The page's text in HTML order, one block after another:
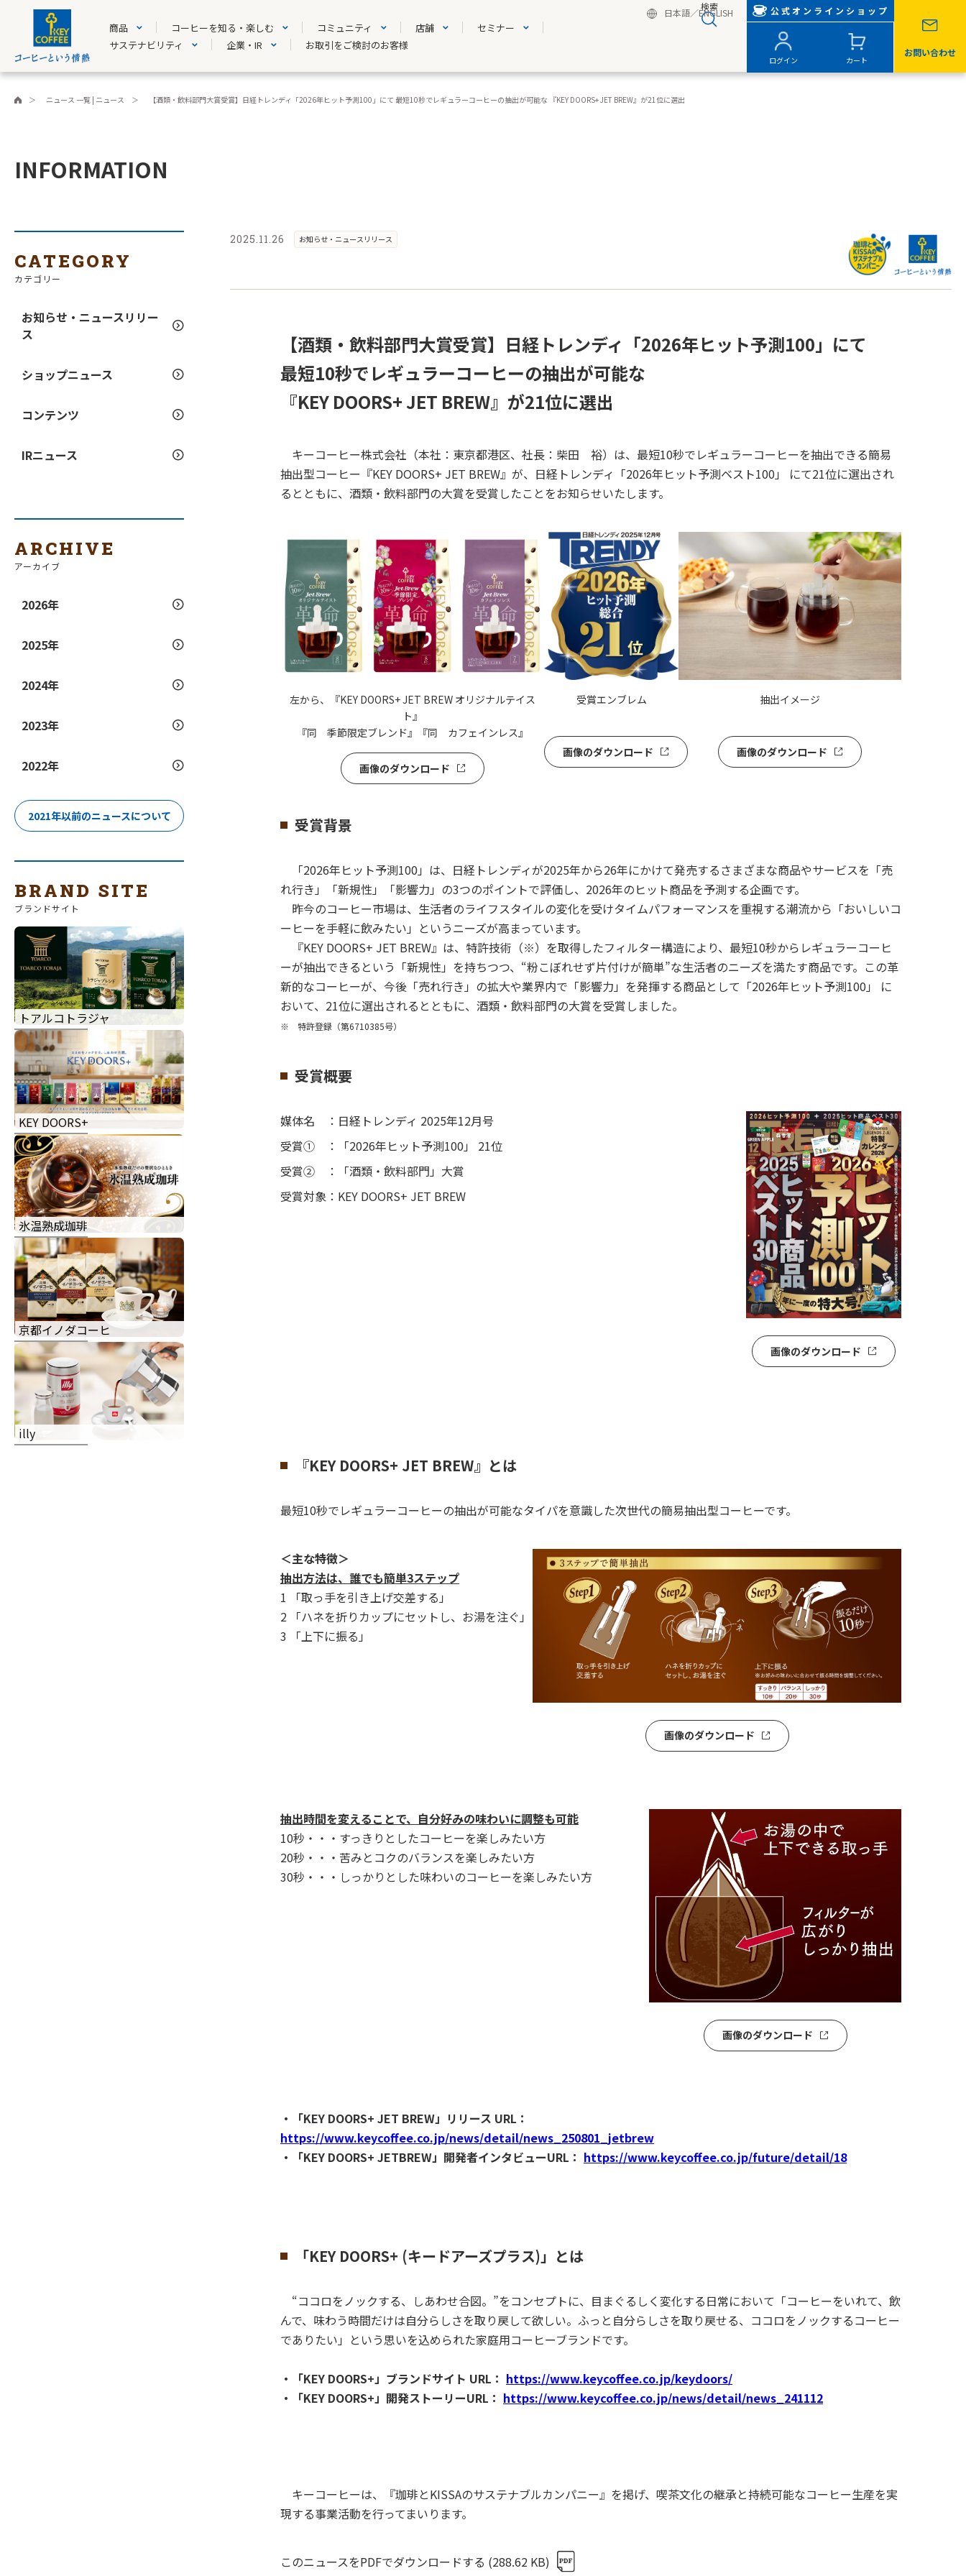
商品 コーヒーを知る・楽しむ コミュニティ 店舗
セミナー
サステナビリティ
企業・IR お取引をご検討のお客様
日本語／ENGLISH
検索 公式オンラインショップ
ログイン カート
お問い合わせ
ニュース 一覧 | ニュース 【酒類・飲料部門大賞受賞】日経トレンディ「2026年ヒット予測100」にて 最短10秒でレギュラーコーヒーの抽出が可能な 『KEY DOORS+ JET BREW』が21位に選出
INFORMATION
CATEGORY
カテゴリー
お知らせ・ニュースリリー
ス
ショップニュース
コンテンツ
IRニュース
ARCHIVE
アーカイブ
2026年
2025年
2024年
2023年
2022年
2021年以前のニュースについて
BRAND SITE
ブランドサイト
トアルコトラジャ
KEY DOORS+
氷温熟成珈琲
京都イノダコーヒ
illy
2025.11.26 お知らせ・ニュースリリース
【酒類・飲料部門大賞受賞】日経トレンディ「2026年ヒット予測100」にて
最短10秒でレギュラーコーヒーの抽出が可能な
『KEY DOORS+ JET BREW』が21位に選出
キーコーヒー株式会社（本社：東京都港区、社長：柴田 裕）は、最短10秒でレギュラーコーヒーを抽出できる簡易
抽出型コーヒー『KEY DOORS+ JET BREW』が、日経トレンディ「2026年ヒット予測ベスト100」 にて21位に選出され
るとともに、酒類・飲料部門の大賞を受賞したことをお知らせいたします。
左から、『KEY DOORS+ JET BREW オリジナルテイス
ト』
『同 季節限定ブレンド』『同 カフェインレス』
画像のダウンロード
受賞エンブレム
画像のダウンロード
抽出イメージ
画像のダウンロード
受賞背景
「2026年ヒット予測100」は、日経トレンディが2025年から26年にかけて発売するさまざまな商品やサービスを「売
れ行き」「新規性」「影響力」の3つのポイントで評価し、2026年のヒット商品を予測する企画です。
昨今のコーヒー市場は、生活者のライフスタイルの変化を受けタイムパフォーマンスを重視する潮流から「おいしいコ
ーヒーを手軽に飲みたい」というニーズが高まっています。
『KEY DOORS+ JET BREW』は、特許技術（※）を取得したフィルター構造により、最短10秒からレギュラーコーヒ
ーが抽出できるという「新規性」を持ちつつ、“粉こぼれせず片付けが簡単”な生活者のニーズを満たす商品です。この革
新的なコーヒーが、今後「売れ行き」の拡大や業界内で「影響力」を発揮する商品として「2026年ヒット予測100」 に
おいて、21位に選出されるとともに、酒類・飲料部門の大賞を受賞しました。
※ 特許登録（第6710385号）
受賞概要
媒体名
日経トレンディ 2025年12月号
受賞①
「2026年ヒット予測100」 21位
受賞②
「酒類・飲料部門」大賞
受賞対象
KEY DOORS+ JET BREW
画像のダウンロード
『KEY DOORS+ JET BREW』とは
最短10秒でレギュラーコーヒーの抽出が可能なタイパを意識した次世代の簡易抽出型コーヒーです。
＜主な特徴＞
抽出方法は、誰でも簡単3ステップ
1 「取っ手を引き上げ交差する」
2 「ハネを折りカップにセットし、お湯を注ぐ」
3 「上下に振る」
画像のダウンロード
抽出時間を変えることで、自分好みの味わいに調整も可能
10秒・・・すっきりとしたコーヒーを楽しみたい方
20秒・・・苦みとコクのバランスを楽しみたい方
30秒・・・しっかりとした味わいのコーヒーを楽しみたい方
画像のダウンロード
・「KEY DOORS+ JET BREW」リリース URL：
https://www.keycoffee.co.jp/news/detail/news_250801_jetbrew
・「KEY DOORS+ JETBREW」開発者インタビューURL： https://www.keycoffee.co.jp/future/detail/18
「KEY DOORS+ (キードアーズプラス)」とは
“ココロをノックする、しあわせ合図。”をコンセプトに、目まぐるしく変化する日常において「コーヒーをいれて、飲
んで、味わう時間だけは自分らしさを取り戻して欲しい。ふっと自分らしさを取り戻せる、ココロをノックするコーヒー
でありたい」という思いを込められた家庭用コーヒーブランドです。
・「KEY DOORS+」ブランドサイト URL： https://www.keycoffee.co.jp/keydoors/
・「KEY DOORS+」開発ストーリーURL： https://www.keycoffee.co.jp/news/detail/news_241112
キーコーヒーは、『珈琲とKISSAのサステナブルカンパニー』を掲げ、喫茶文化の継承と持続可能なコーヒー生産を実
現する事業活動を行ってまいります。
このニュースをPDFでダウンロードする (288.62 KB)